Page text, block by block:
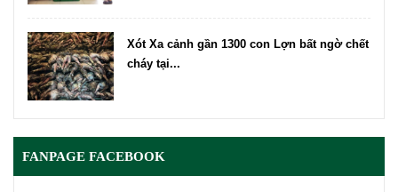
Xót Xa cảnh gần 1300 con Lợn bất ngờ chết
cháy tại...
FANPAGE FACEBOOK